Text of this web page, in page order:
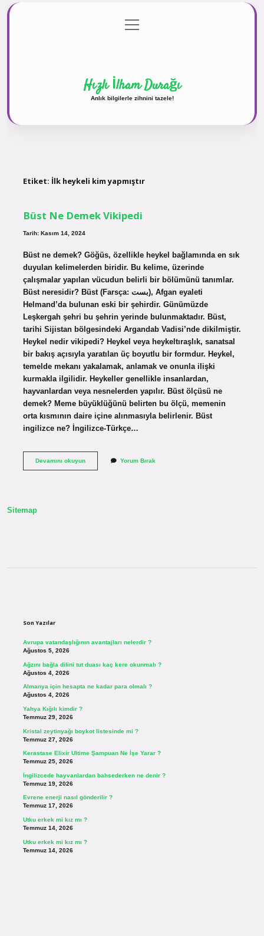
Gizlilik Politikası
menüyü
aç
Hızlı İlham Durağı
Anlık bilgilerle zihnini tazele!
Etiket: İlk heykeli kim yapmıştır
Büst Ne Demek Vikipedi
Tarih: Kasım 14, 2024
Büst ne demek? Göğüs, özellikle heykel bağlamında en sık
duyulan kelimelerden biridir. Bu kelime, üzerinde
çalışmalar yapılan vücudun belirli bir bölümünü tanımlar.
Büst neresidir? Büst (Farsça: بست), Afgan eyaleti
Helmand’da bulunan eski bir şehirdir. Günümüzde
Leşkergah şehri bu şehrin yerinde bulunmaktadır. Büst,
tarihi Sijistan bölgesindeki Argandab Vadisi’nde dikilmiştir.
Heykel nedir vikipedi? Heykel veya heykeltıraşlık, sanatsal
bir bakış açısıyla yaratılan üç boyutlu bir formdur. Heykel,
temelde mekanı yakalamak, anlamak ve onunla ilişki
kurmakla ilgilidir. Heykeller genellikle insanlardan,
hayvanlardan veya nesnelerden yapılır. Büst ölçüsü ne
demek? Meme büyüklüğünü belirten bu ölçü, memenin
orta kısmının daire içine alınmasıyla belirlenir. Büst
ingilizce ne? İngilizce-Türkçe…
Devamını okuyunBüst
Yorum Bırak
Sitemap
Son Yazılar
Avrupa vatandaşlığının avantajları nelerdir ?
Ağustos 5, 2026
Ağzını bağla dilini tut duası kaç kere okunmalı ?
Ağustos 4, 2026
Almanya için hesapta ne kadar para olmalı ?
Ağustos 4, 2026
Yahya Kığılı kimdir ?
Temmuz 29, 2026
Kristal zeytinyağı boykot listesinde mi ?
Temmuz 27, 2026
Kerastase Elixir Ultime Şampuan Ne İşe Yarar ?
Temmuz 25, 2026
İngilizcede hayvanlardan bahsederken ne denir ?
Temmuz 19, 2026
Evrene enerji nasıl gönderilir ?
Temmuz 17, 2026
Utku erkek mi kız mı ?
Temmuz 14, 2026
Utku erkek mi kız mı ?
Temmuz 14, 2026